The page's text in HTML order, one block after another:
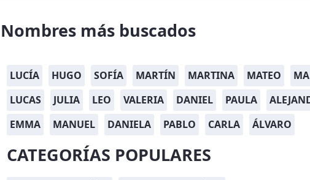
Nombres más buscados
LUCÍA HUGO SOFÍA MARTÍN MARTINA MATEO
LUCAS
JULIA LEO VALERIA DANIEL PAULA
EMMA
MANUEL DANIELA PABLO CARLA ÁLVARO
CATEGORÍAS POPULARES